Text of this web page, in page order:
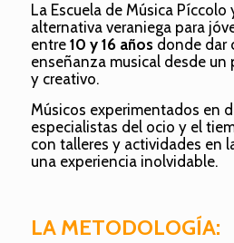
La Escuela de Música
alternativa veraniega para
entre 10 y 16 añosdonde dar
enseñanza musical desde
y creativo.
Músicos experimentados en
especialistas del ocio y el
con talleres y actividades en
una experiencia inolvidable.
LA METODOLOGÍA: